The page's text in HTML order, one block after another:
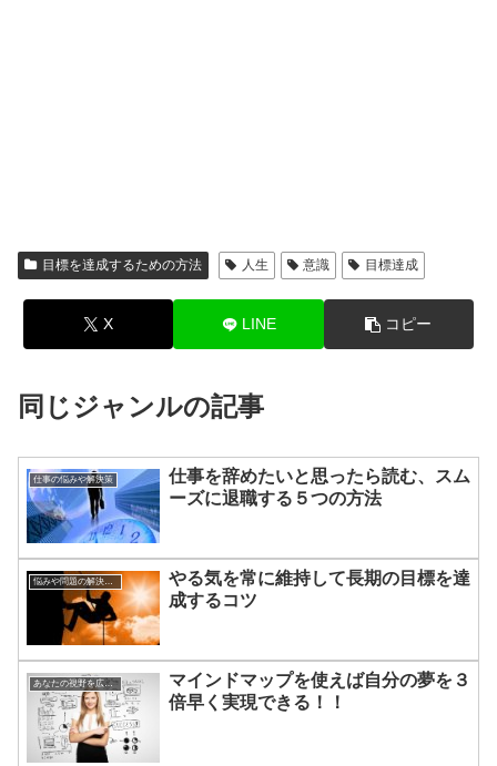
目標を達成するための方法 人生 意識 目標達成
X LINE コピー
同じジャンルの記事
仕事の悩みや解決策
仕事を辞めたいと思ったら読む、スム
ーズに退職する５つの方法
やる気を常に維持して長期の目標を達
成するコツ
あなたの視野を広げる方法
マインドマップを使えば自分の夢を３
倍早く実現できる！！